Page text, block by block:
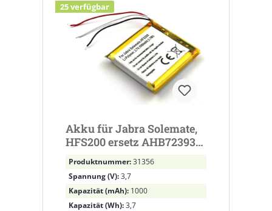
25 verfügbar
Akku für Jabra Solemate,
HFS200 ersetz AHB723938
Li-Polymer, 3,7V, 1000mAh
Produktnummer:31356
Spannung (V):3,7
Kapazität (mAh): 1000
Kapazität (Wh):3,7